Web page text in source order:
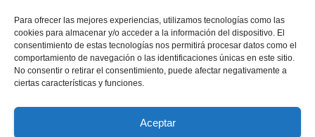
Para ofrecer las mejores experiencias, utilizamos tecnologías como las
cookies para almacenar y/o acceder a la información del dispositivo. El
consentimiento de estas tecnologías nos permitirá procesar datos como el
comportamiento de navegación o las identificaciones únicas en este sitio.
No consentir o retirar el consentimiento, puede afectar negativamente a
ciertas características y funciones.
Aceptar
E-mail
diaadia.redaccion@gmail.com